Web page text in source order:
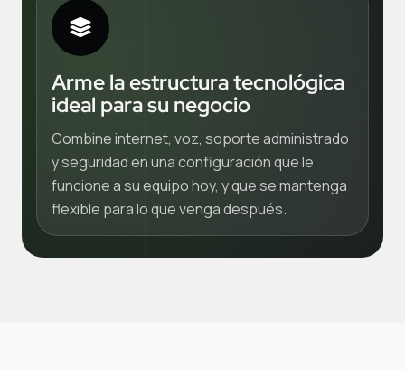
Arme la estructura tecnológica
ideal para su negocio
Combine internet, voz, soporte administrado
y seguridad en una configuración que le
funcione a su equipo hoy, y que se mantenga
flexible para lo que venga después.